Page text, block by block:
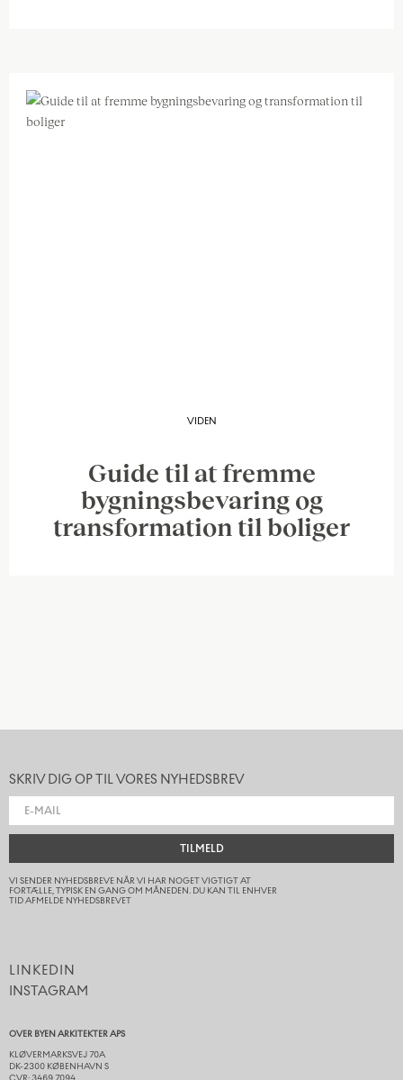
Guide til at fremme
bygningsbevaring og
transformation til boliger
VIDEN
LINKEDIN
INSTAGRAM
SKRIV DIG OP TIL VORES NYHEDSBREV
TILMELD
VI SENDER NYHEDSBREVE NÅR VI HAR NOGET VIGTIGT AT
FORTÆLLE, TYPISK EN GANG OM MÅNEDEN. DU KAN TIL ENHVER
TID AFMELDE NYHEDSBREVET
OVER BYEN ARKITEKTER APS
KLØVERMARKSVEJ 70A
DK-2300 KØBENHAVN S